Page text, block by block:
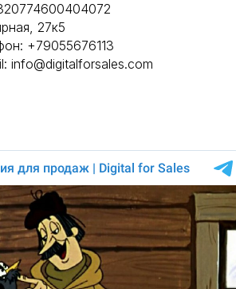
27к5
+79055676113
info@digitalforsales.com